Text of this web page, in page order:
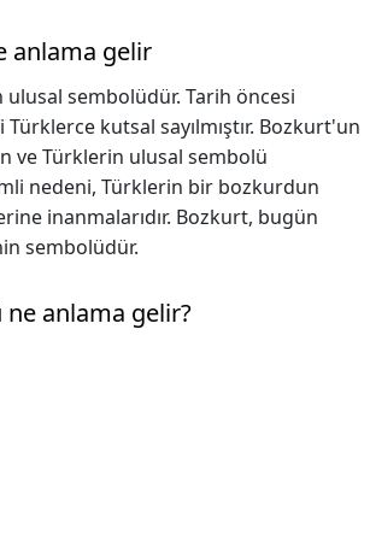
anlama gelir
sembolüdür. Tarih öncesi
kutsal sayılmıştır. Bozkurt'un
ve Türklerin ulusal sembolü
nedeni, Türklerin bir bozkurdun
inanmalarıdır. Bozkurt, bugün
sembolüdür.
anlama gelir?